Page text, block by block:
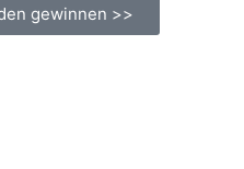
gewinnen >>